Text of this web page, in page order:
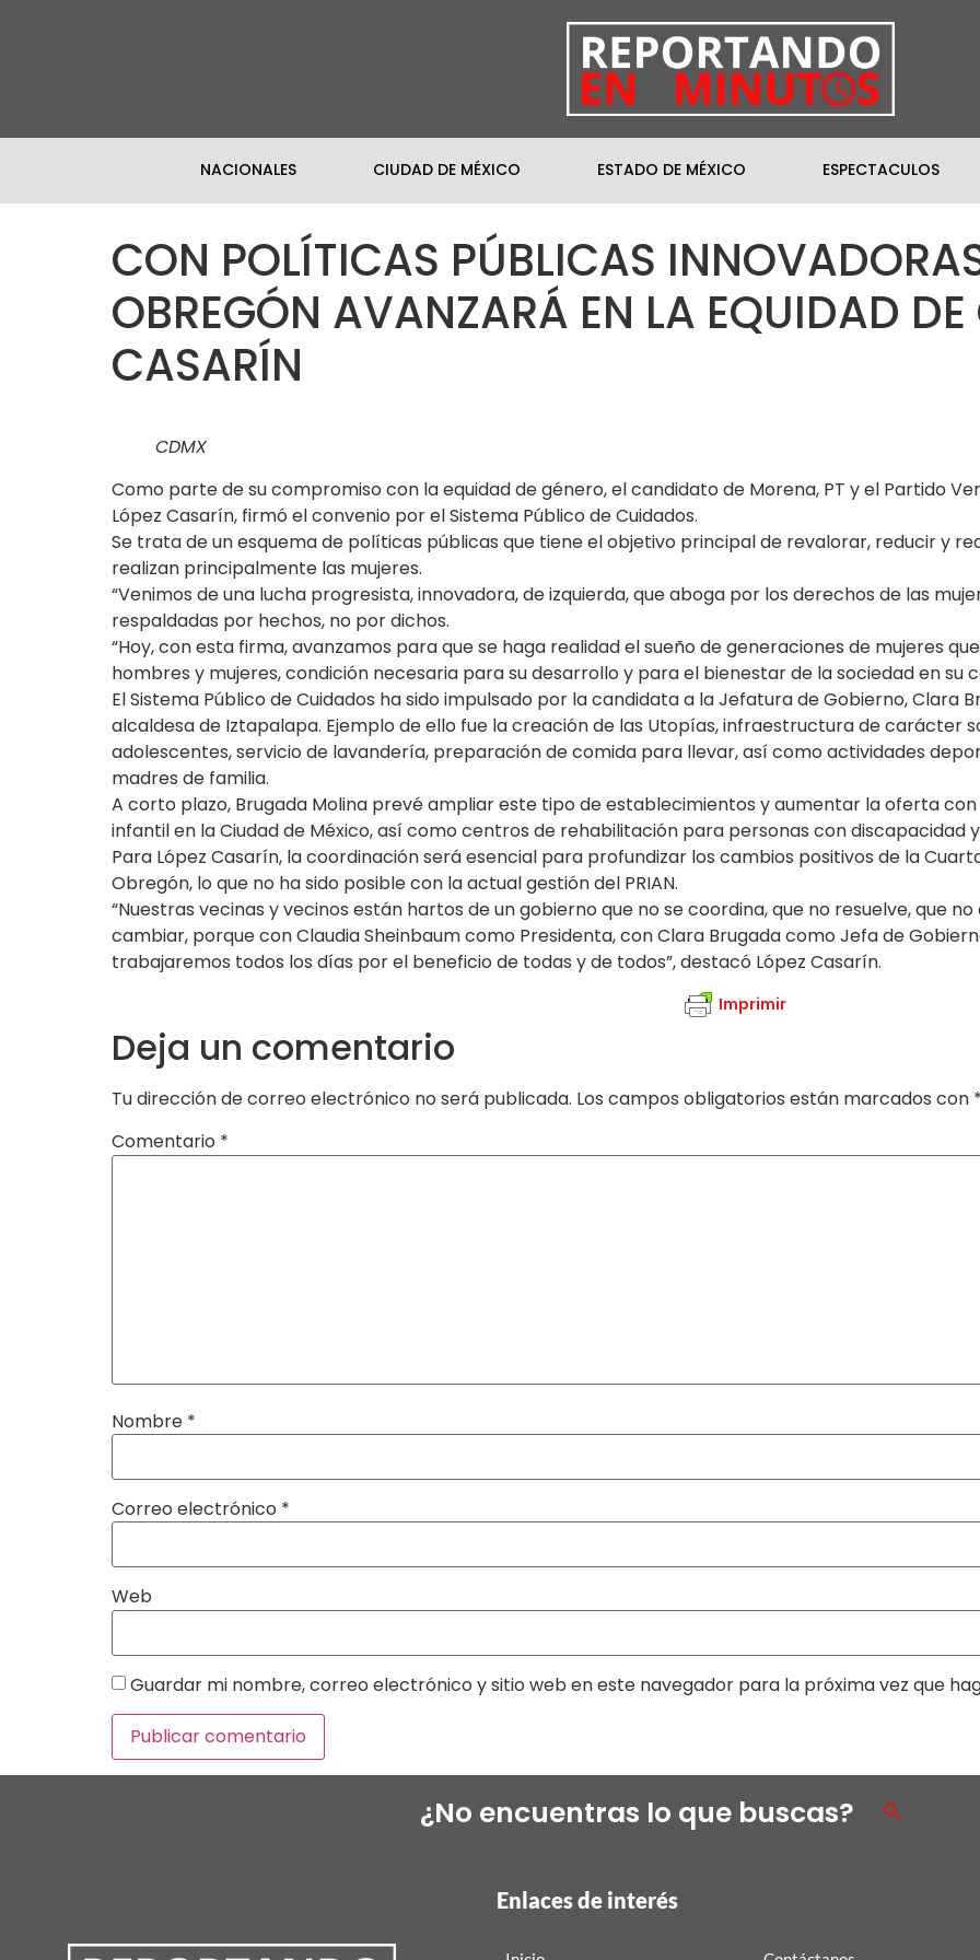
NACIONALES CIUDAD DE MÉXICO ESTADO DE MÉXICO ESPECTACULOS
CON POLÍTICAS PÚBLICAS
OBREGÓN AVANZARÁ EN LA EQUIDAD DE
CASARÍN
CDMX
Como parte de su compromiso con la equidad de género, el candidato de Morena, PT y el Partido
López Casarín, firmó el convenio por el Sistema Público de Cuidados.
Se trata de un esquema de políticas públicas que tiene el objetivo principal de revalorar, reducir y
realizan principalmente las mujeres.
“Venimos de una lucha progresista, innovadora, de izquierda, que aboga por los derechos de las
respaldadas por hechos, no por dichos.
“Hoy, con esta firma, avanzamos para que se haga realidad el sueño de generaciones de mujeres
hombres y mujeres, condición necesaria para su desarrollo y para el bienestar de la sociedad en su
El Sistema Público de Cuidados ha sido impulsado por la candidata a la Jefatura de Gobierno, Clara
alcaldesa de Iztapalapa. Ejemplo de ello fue la creación de las Utopías, infraestructura de carácter
adolescentes, servicio de lavandería, preparación de comida para llevar, así como actividades
madres de familia.
A corto plazo, Brugada Molina prevé ampliar este tipo de establecimientos y aumentar la oferta
infantil en la Ciudad de México, así como centros de rehabilitación para personas con discapacidad
Para López Casarín, la coordinación será esencial para profundizar los cambios positivos de la
Obregón, lo que no ha sido posible con la actual gestión del PRIAN.
“Nuestras vecinas y vecinos están hartos de un gobierno que no se coordina, que no resuelve, que
cambiar, porque con Claudia Sheinbaum como Presidenta, con Clara Brugada como Jefa de
trabajaremos todos los días por el beneficio de todas y de todos”, destacó López Casarín.
Imprimir
Deja un comentario
Tu dirección de correo electrónico no será publicada. Los campos obligatorios están marcados con
Comentario *
Nombre *
Correo electrónico *
Web
Guardar mi nombre, correo electrónico y sitio web en este navegador para la próxima vez que
¿No encuentras lo que buscas?
Enlaces de interés